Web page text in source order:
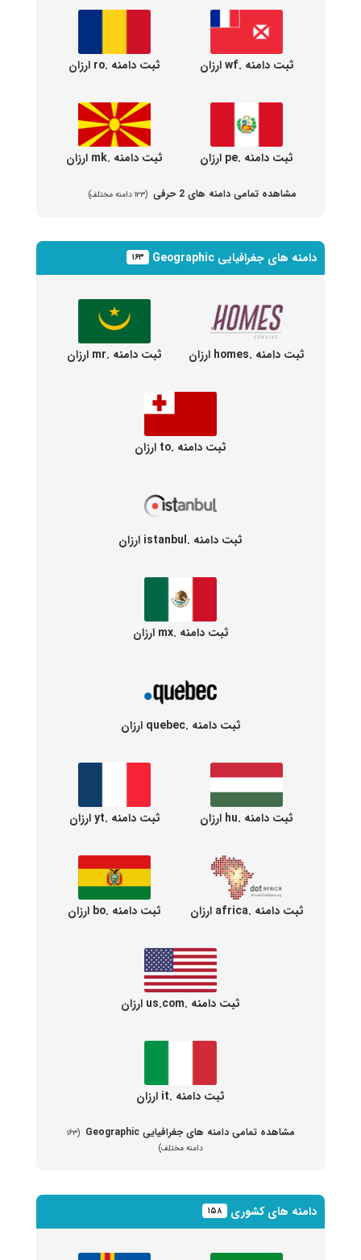
ثبت دامنه .wf ارزان ثبت دامنه .ro ارزان
ثبت دامنه .pe ارزان ثبت دامنه .mk ارزان
مشاهده تمامی دامنه های 2 حرفی (۱۲۳ دامنه مختلف)
دامنه های جغرافیایی Geographic ۱۶۳
ثبت دامنه .homes ارزان ثبت دامنه .mr ارزان
ثبت دامنه .to ارزان
ثبت دامنه .istanbul ارزان
ثبت دامنه .mx ارزان
ثبت دامنه .quebec ارزان
ثبت دامنه .hu ارزان ثبت دامنه .yt ارزان
ثبت دامنه .africa ارزان ثبت دامنه .bo ارزان
ثبت دامنه .us.com ارزان
ثبت دامنه .it ارزان
مشاهده تمامی دامنه های جغرافیایی Geographic
(۱۶۳
دامنه مختلف)
دامنه های کشوری ۱۵۸